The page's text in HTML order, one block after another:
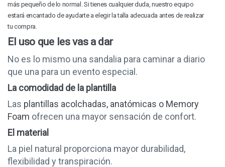
más pequeño de lo normal. Si tienes cualquier duda, nuestro equipo
estará encantado de ayudarte a elegir la talla adecuada antes de realizar
tu compra.
El uso que les vas a dar
No es lo mismo una sandalia para caminar a diario
que una para un evento especial.
La comodidad de la plantilla
Las plantillas acolchadas, anatómicas o Memory
Foam ofrecen una mayor sensación de confort.
El material
La piel natural proporciona mayor durabilidad,
flexibilidad y transpiración.